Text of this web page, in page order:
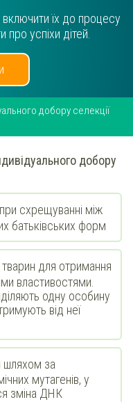
їх до процесу
успіхи дітей.
добору селекції
добору
схрещуванні між
батьківських форм
для отримання
властивостями.
одну особину
від неї
шляхом за
мутагенів, у
зміна ДНК